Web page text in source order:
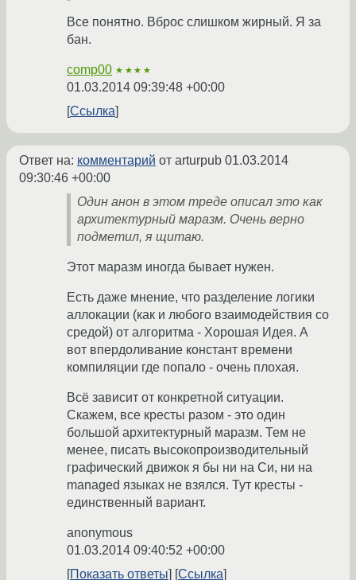
Все понятно. Вброс слишком жирный. Я за
бан.
comp00 ★★★★
01.03.2014 09:39:48 +00:00
Ссылка
Ответ на: комментарий от arturpub 01.03.2014
09:30:46 +00:00
Один анон в этом треде описал это как
архитектурный маразм. Очень верно
подметил, я щитаю.
Этот маразм иногда бывает нужен.
Есть даже мнение, что разделение логики
аллокации (как и любого взаимодействия со
средой) от алгоритма - Хорошая Идея. А
вот впердоливание констант времени
компиляции где попало - очень плохая.
Всё зависит от конкретной ситуации.
Скажем, все кресты разом - это один
большой архитектурный маразм. Тем не
менее, писать высокопроизводительный
графический движок я бы ни на Си, ни на
managed языках не взялся. Тут кресты -
единственный вариант.
anonymous
01.03.2014 09:40:52 +00:00
Показать ответы
Ссылка